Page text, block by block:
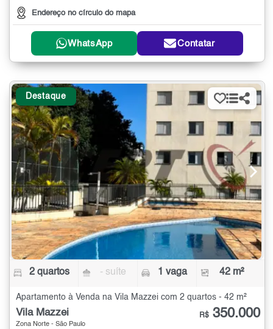
Endereço no círculo do mapa
WhatsApp Contatar
Destaque
2 quartos - suíte 1 vaga 42 m²
Apartamento à Venda na Vila Mazzei com 2 quartos - 42 m²
Vila Mazzei
Zona Norte - São Paulo
R$ 350.000